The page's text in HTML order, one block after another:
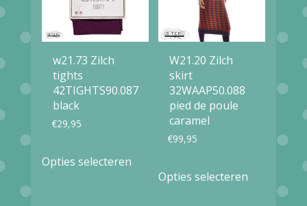
gekozen
de
productpagina
w21.73 Zilch
tights
42TIGHTS90.087
black
€29,95
Opties selecteren
product
W21.20 Zilch
skirt
32WAAP50.088
pied de poule
caramel
€99,95
Opties selecteren
product